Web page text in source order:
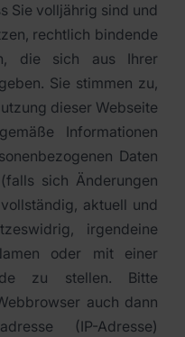
Sie volljährig sind und
rechtlich bindende
die sich aus Ihrer
Sie stimmen zu,
dieser Webseite
Informationen
Daten
sich Änderungen
aktuell und
irgendeine
oder mit einer
zu stellen. Bitte
auch dann
(IP-Adresse)